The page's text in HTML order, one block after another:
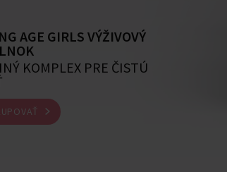
AGE GIRLS VÝŽIVOVÝ
KOMPLEX PRE ČISTÚ